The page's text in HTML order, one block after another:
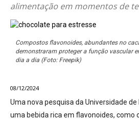
alimentação em momentos de
Compostos flavonoides, abundantes no
demonstraram proteger a função vascular
dia a dia (Foto: Freepik)
08/12/2024
Uma nova pesquisa da Universidade
uma bebida rica em flavonoides, como